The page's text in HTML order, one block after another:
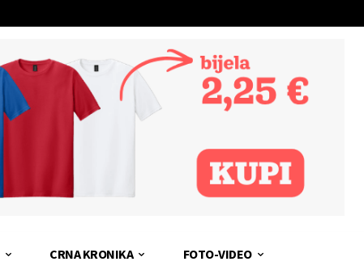
CRNA KRONIKA FOTO-VIDEO